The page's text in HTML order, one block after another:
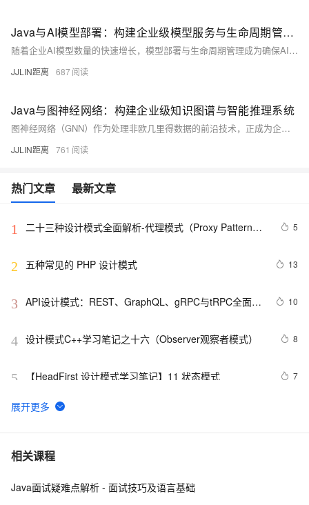
Java与AI模型部署：构建企业级模型服务与生命周期管理平台
随着企业AI模型数量的快速增长，模型部署与生命周期管理成为确保AI应用稳定运行的关键。本文深入探讨如何使用Java生态构建一个企业级的模型服务平台，实现模型的版本控制、A/B测试、灰度发布、监控与回滚。通过集成Spring Boot、Kubernetes、MLflow和监控工具，我们将展示如何构建一个高可用、可扩展的模型服务架构，为大规模AI应用提供坚实的运维基础。
JJLIN距离 687
Java与图神经网络：构建企业级知识图谱与智能推理系统
图神经网络（GNN）作为处理非欧几里得数据的前沿技术，正成为企业知识管理和智能推理的核心引擎。本文深入探讨如何在Java生态中构建基于GNN的知识图谱系统，涵盖从图数据建模、GNN模型集成、分布式图计算到实时推理的全流程。通过具体的代码实现和架构设计，展示如何将先进的图神经网络技术融入传统Java企业应用，为构建下一代智能决策系统提供完整解决方案。
JJLIN距离 761
热门文章 最新文章
1
二十三种设计模式全面解析-代理模式（Proxy Pattern）
5
2 五种常见的 PHP 设计模式 13
3 API设计模式：REST、GraphQL、gRPC与tRPC全面解
10
4 设计模式C++学习笔记之十六（Observer观察者模式） 8
5 【HeadFirst 设计模式学习笔记】11 状态模式 7
6 .NET设计模式（12）：外观模式（Façade Pattern）
7 Net设计模式实例之解释器模式（Interpreter Pattern）
8 23种设计模式之策略模式（Strategy）
相关课程
Java面试疑难点解析 - 面试技巧及语言基础